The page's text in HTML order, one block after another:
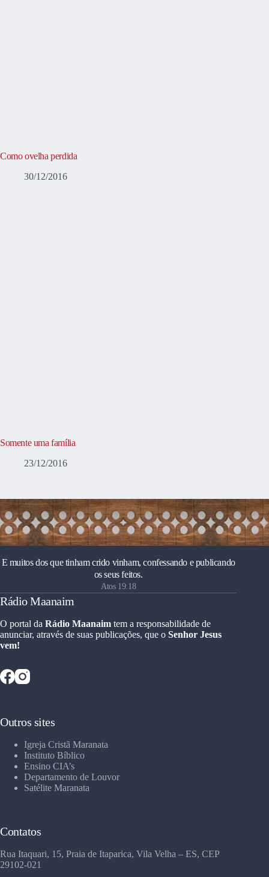
Como ovelha perdida
30/12/2016
Somente uma família
23/12/2016
E muitos dos que tinham crido vinham, confessando e publicando
os seus feitos.
Atos 19:18
Rádio Maanaim
O portal da Rádio Maanaim tem a responsabilidade de
anunciar, através de suas publicações, que o Senhor Jesus
vem!
Outros sites
Igreja Cristã Maranata
Instituto Bíblico
Ensino CIA’s
Departamento de Louvor
Satélite Maranata
Contatos
Rua Itaquari, 15, Praia de Itaparica, Vila Velha – ES, CEP
29102-021